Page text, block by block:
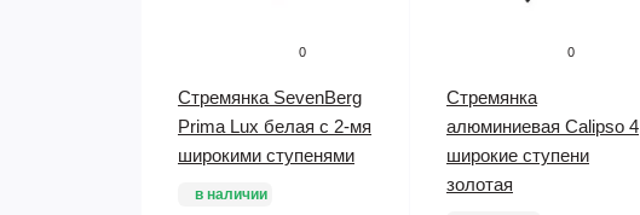
0
Стремянка SevenBerg
Prima Lux белая с 2-мя
широкими ступенями
в наличии
0
Стремянка
алюминиевая Calipso 4
широкие ступени
золотая